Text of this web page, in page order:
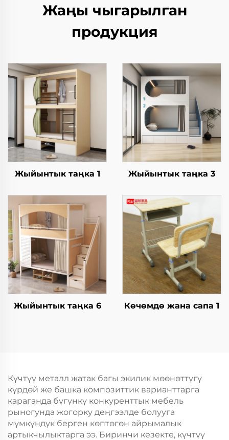
Жаңы чыгарылган
продукция
Жыйынтык таңка 1 Жыйынтык таңка 3
Жыйынтык таңка 6 Көчөмдө жана сапа 1
Күчтүү металл жатак багы экилик мөөнөттүгү
күрдөй же башка композиттик варианттарга
караганда бүгүнкү конкуренттык мебель
рыногунда жогорку деңгээлде болууга
мүмкүндүк берген көптөгөн айрымалык
артыкчылыктарга ээ. Биринчи кезекте, күчтүү